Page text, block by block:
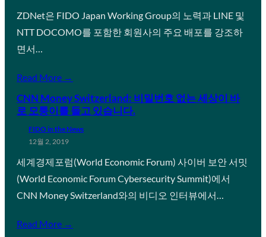
ZDNet은 FIDO Japan Working Group의 노력과 LINE 및
NTT DOCOMO를 포함한 회원사의 주요 배포를 강조하
면서…
Read More →
CNN Money Switzerland: 비밀번호 없는 세상이 바
로 모퉁이를 돌고 있습니다.
FIDO in the News
12월 2, 2019
세계경제포럼(World Economic Forum) 사이버 보안 서밋
(World Economic Forum Cybersecurity Summit)에서
CNN Money Switzerland와의 비디오 인터뷰에서…
Read More →